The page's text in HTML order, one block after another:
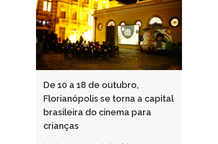
De 10 a 18 de outubro,
Florianópolis se torna a capital
brasileira do cinema para
crianças